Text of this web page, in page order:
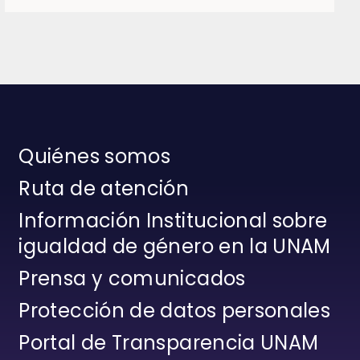
Quiénes somos
Ruta de atención
Información Institucional sobre
igualdad de género en la UNAM
Prensa y comunicados
Protección de datos personales
Portal de Transparencia UNAM